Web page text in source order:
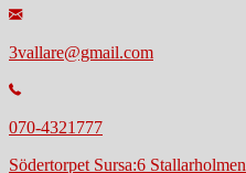
3vallare@gmail.com
070-4321777
Södertorpet Sursa:6 Stallarholmen